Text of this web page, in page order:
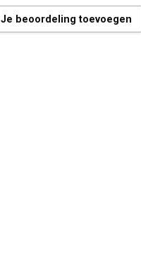
Je beoordeling toevoegen